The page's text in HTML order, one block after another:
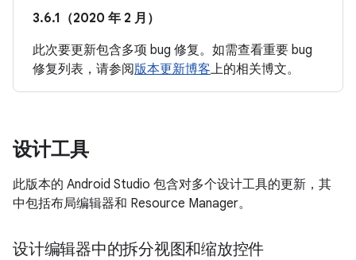
3.6.1（2020 年 2 月）
此次要更新包含多项 bug 修复。如需查看重要 bug
修复列表，请参阅版本更新博客上的相关博文。
设计工具
此版本的 Android Studio 包含对多个设计工具的更新，其
中包括布局编辑器和 Resource Manager。
设计编辑器中的拆分视图和缩放控件